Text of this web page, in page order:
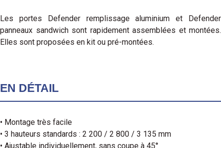
Les portes Defender remplissage aluminium et Defender
panneaux sandwich sont rapidement assemblées et montées.
Elles sont proposées en kit ou pré-montées.
EN DÉTAIL
• Montage très facile
• 3 hauteurs standards : 2 200 / 2 800 / 3 135 mm
• Ajustable individuellement, sans coupe à 45°